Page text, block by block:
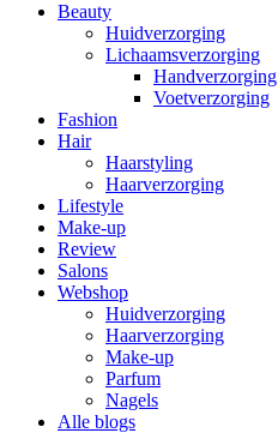
Beauty
Huidverzorging
Lichaamsverzorging
Handverzorging
Voetverzorging
Fashion
Hair
Haarstyling
Haarverzorging
Lifestyle
Make-up
Review
Salons
Webshop
Huidverzorging
Haarverzorging
Make-up
Parfum
Nagels
Alle blogs